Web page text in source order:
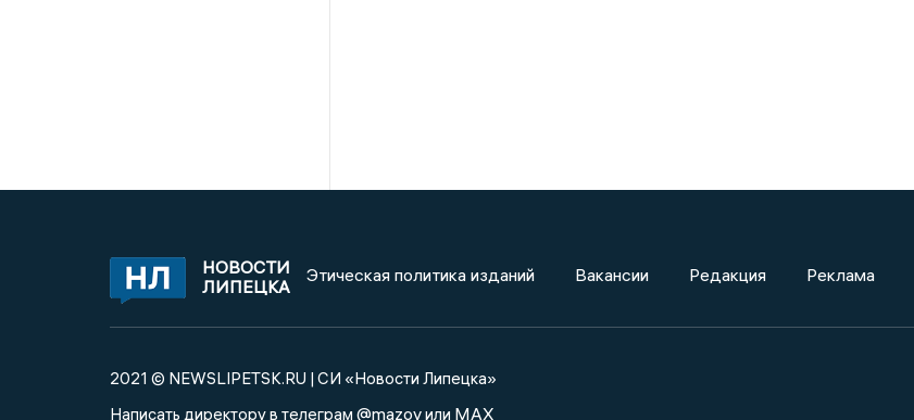
НОВОСТИ
ЛИПЕЦКА
Этическая политика изданий Вакансии Редакция Реклама
2021 © NEWSLIPETSK.RU | СИ «Новости Липецка»
Написать директору в телеграм @mazovили MAX